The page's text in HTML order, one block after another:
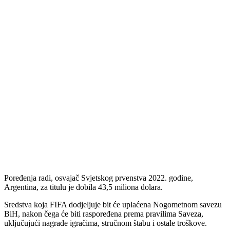
Poređenja radi, osvajač Svjetskog prvenstva 2022. godine,
Argentina, za titulu je dobila 43,5 miliona dolara.
Sredstva koja FIFA dodjeljuje bit će uplaćena Nogometnom savezu
BiH, nakon čega će biti raspoređena prema pravilima Saveza,
uključujući nagrade igračima, stručnom štabu i ostale troškove.